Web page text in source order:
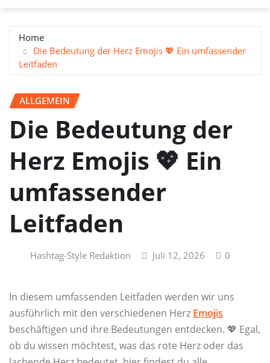
Home
Die Bedeutung der Herz Emojis 💖 Ein umfassender
Leitfaden
ALLGEMEIN
Die Bedeutung der
Herz Emojis 💖 Ein
umfassender
Leitfaden
Hashtag-Style Redaktion Juli 12, 2026 0
In diesem umfassenden Leitfaden werden wir uns
ausführlich mit den verschiedenen Herz Emojis
beschäftigen und ihre Bedeutungen entdecken. 💖 Egal,
ob du wissen möchtest, was das rote Herz oder das